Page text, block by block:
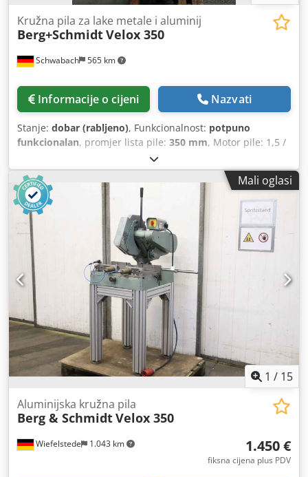
Schwabach 565 km
Kružna pila za lake metale i aluminij
Berg+SchmidtVelox 350
Informacije o cijeni Nazvati
Stanje: dobar (rabljeno), Funkcionalnost: potpuno
funkcionalan, promjer lista pile: 350 mm, Motor pile: 1,5 /
1,8 kW Veličina lista pile: 350 mm Djdpfozfn E Ajx Ailskr 2
brzine okretaja lista pile: 1400 / 2800 o/min Nagibni kut
bez stupnjeva: ± 45°
Mali oglasi
1 / 15
Wiefelstede 1.043 km
Aluminijska kružna pila
Berg & SchmidtVelox 350
1.450 €
fiksna cijena plus PDV